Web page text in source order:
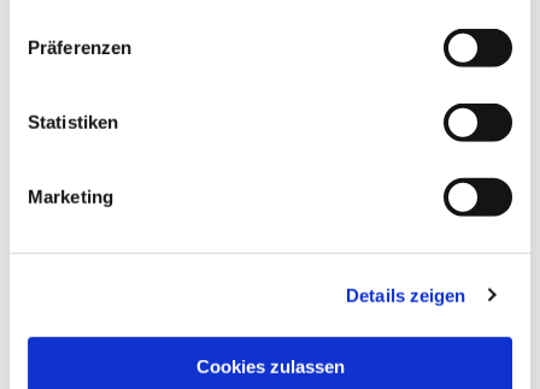
Präferenzen
Statistiken
Marketing
Details zeigen
Cookies zulassen
Pfarrei St. Martin